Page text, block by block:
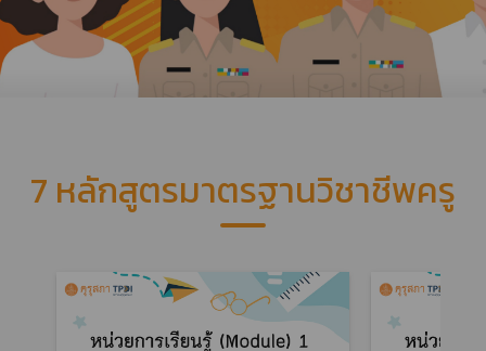
7 หลักสูตรมาตรฐานวิชาชีพครู